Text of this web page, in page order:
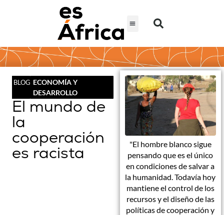
BLOG ECONOMÍA Y
DESARROLLO
El mundo de
la
cooperación
es racista
"El hombre blanco sigue
pensando que es el único
en condiciones de salvar a
la humanidad. Todavía hoy
mantiene el control de los
recursos y el diseño de las
políticas de cooperación y